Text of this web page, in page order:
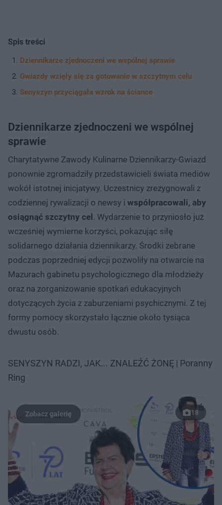
Spis treści
Dziennikarze zjednoczeni we wspólnej sprawie
Gwiazdy wzięły się za gotowanie w szczytnym celu
Senyszyn przyciągała wzrok na ściance
Dziennikarze zjednoczeni we wspólnej
sprawie
Charytatywne Zawody Kulinarne Dziennikarzy-Gwiazd
ponownie zgromadziły przedstawicieli świata mediów
wokół istotnej inicjatywy. Uczestnicy zrezygnowali z
codziennej rywalizacji o newsy i współpracowali, aby
osiągnąć szczytny cel. Wydarzenie to przyniosło już
wcześniej wymierne korzyści, pokazując siłę
solidarnego działania dziennikarzy. Środki zebrane
podczas poprzedniej edycji pozwoliły na otwarcie na
Mazurach gabinetu psychologicznego dla młodzieży
oraz na zorganizowanie spotkań edukacyjnych
dotyczących życia z zaburzeniami psychicznymi. Z tej
formy pomocy skorzystało łącznie około tysiąca
dwustu osób.
SENYSZYN RADZI, JAK... ZNALEŹĆ ŻONĘ | Poranny
Ring
18